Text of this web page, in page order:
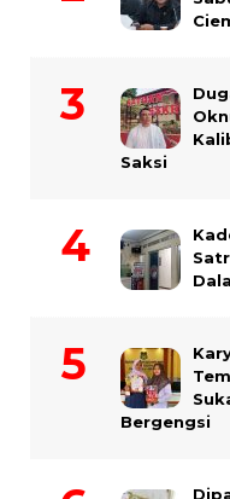
Saksi
Bergengsi